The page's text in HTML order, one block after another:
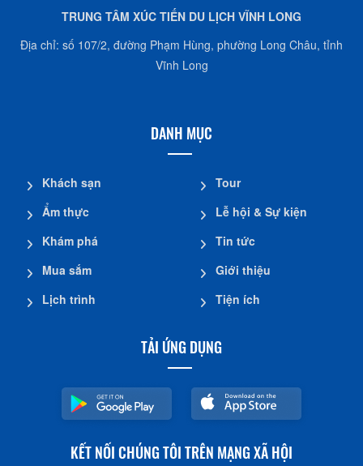
TRUNG TÂM XÚC TIẾN DU LỊCH VĨNH LONG
Địa chỉ: số 107/2, đường Phạm Hùng, phường Long Châu, tỉnh
Vĩnh Long
DANH MỤC
Khách sạn
Ẩm thực
Khám phá
Mua sắm
Lịch trình
Tour
Lễ hội & Sự kiện
Tin tức
Giới thiệu
Tiện ích
TẢI ỨNG DỤNG
KẾT NỐI CHÚNG TÔI TRÊN MẠNG XÃ HỘI